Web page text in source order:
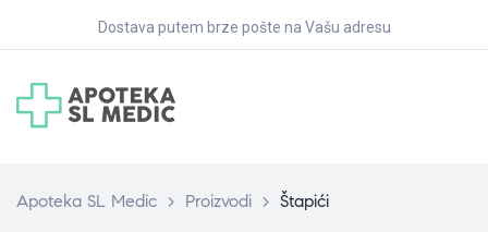
Dostava putem brze pošte na Vašu adresu
Apoteka SL Medic > Proizvodi > Štapići